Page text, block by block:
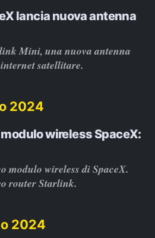
lancia nuova antenna
Mini, una nuova antenna
satellitare.
2024
wireless SpaceX:
modulo wireless di SpaceX.
router Starlink.
2024